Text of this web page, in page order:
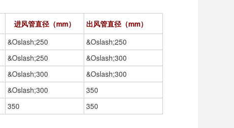
进风管直径（mm） 出风管直径（mm）
&Oslash;250
&Oslash;250
&Oslash;250
&Oslash;300
&Oslash;300
&Oslash;300
&Oslash;300
350
350 350